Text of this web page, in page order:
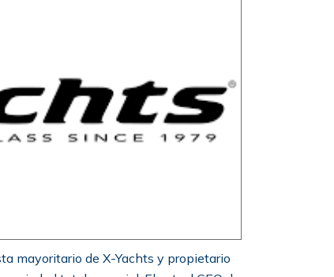
mayoritario de X-Yachts y propietario